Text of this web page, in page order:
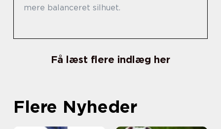
mere balanceret silhuet.
Få læst flere indlæg her
Flere Nyheder